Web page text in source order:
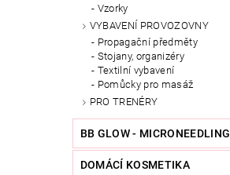
Vzorky
VYBAVENÍ PROVOZOVNY
Propagační předměty
Stojany, organizéry
Textilní vybavení
Pomůcky pro masáž
PRO TRENÉRY
BB GLOW - MICRONEEDLING
DOMÁCÍ KOSMETIKA